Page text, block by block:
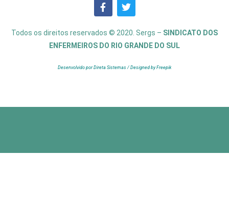
Todos os direitos reservados © 2020. Sergs – SINDICATO DOS
ENFERMEIROS DO RIO GRANDE DO SUL
Desenvolvido por Direta Sistemas / Designed by Freepik